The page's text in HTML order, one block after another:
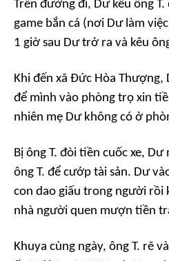
Trên đường đi, Dư kêu ông
game bắn cá (nơi Dư làm
1 giờ sau Dư trở ra và kêu
Khi đến xã Đức Hòa Thượng,
để mình vào phòng trọ xin
nhiên mẹ Dư không có ở
Bị ông T. đòi tiền cuốc xe, Dư
ông T. để cướp tài sản. Dư
con dao giấu trong người rồi
nhà người quen mượn tiền
Khuya cùng ngày, ông T. rẽ